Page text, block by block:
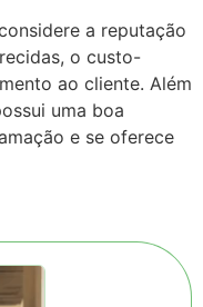
a reputação
o custo-
ao cliente. Além
uma boa
e se oferece